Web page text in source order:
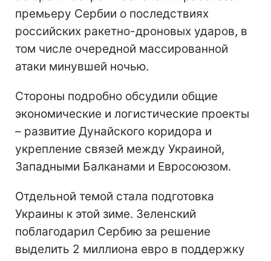
премьеру Сербии о последствиях
российских ракетно-дроновых ударов, в
том числе очередной массированной
атаки минувшей ночью.
Стороны подробно обсудили общие
экономические и логистические проекты
– развитие Дунайского коридора и
укрепление связей между Украиной,
Западными Балканами и Евросоюзом.
Отдельной темой стала подготовка
Украины к этой зиме. Зеленский
поблагодарил Сербию за решение
выделить 2 миллиона евро в поддержку